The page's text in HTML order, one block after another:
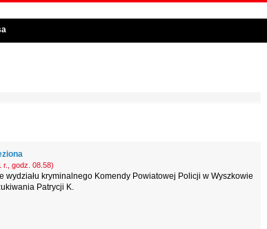
r., godz. 08.58)
wydziału kryminalnego Komendy Powiatowej Policji w Wyszkowie
Patrycji K.